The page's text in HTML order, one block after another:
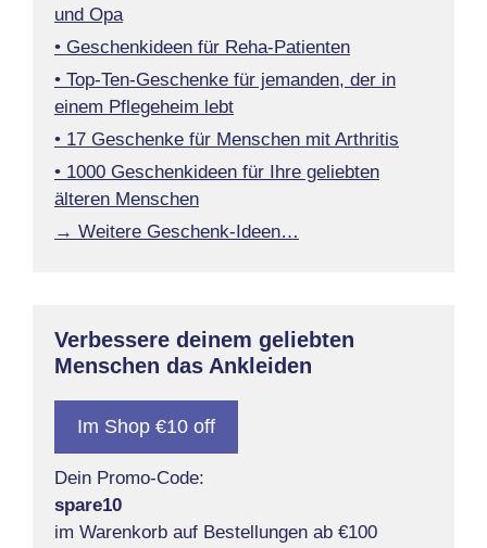
und Opa
• Geschenkideen für Reha-Patienten
• Top-Ten-Geschenke für jemanden, der in
einem Pflegeheim lebt
• 17 Geschenke für Menschen mit Arthritis
• 1000 Geschenkideen für Ihre geliebten
älteren Menschen
→ Weitere Geschenk-Ideen…
Verbessere deinem geliebten
Menschen das Ankleiden
Im Shop €10 off
Dein Promo-Code:
spare10
im Warenkorb auf Bestellungen ab €100